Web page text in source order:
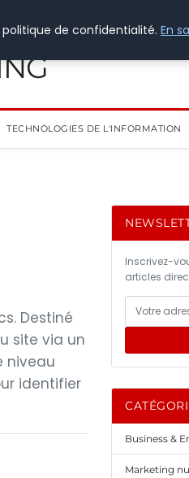
TECHNOLOGIES DE L'INFORMATION
Destiné
site via un
niveau
identifier
Inscrivez-
articles
Business &
Marketing
de confidentialité. En